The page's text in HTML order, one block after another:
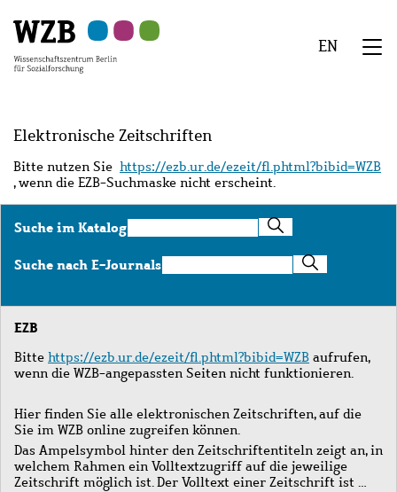
Hauptinhalt
springen
Navigation
springen
Suche
springen
Sekundärnavigation
springen
Fußzeile
springen
EN
Elektronische Zeitschriften
Bitte nutzen Sie https://ezb.ur.de/ezeit/fl.phtml?bibid=WZB
, wenn die EZB-Suchmaske nicht erscheint.
Suche im KatalogSuche
im
Katalog
Suche nach E-JournalsSuche
nach
Journals
EZB
Bitte https://ezb.ur.de/ezeit/fl.phtml?bibid=WZB aufrufen,
wenn die WZB-angepassten Seiten nicht funktionieren.
Hier finden Sie alle elektronischen Zeitschriften, auf die
Sie im WZB online zugreifen können.
Das Ampelsymbol hinter den Zeitschriftentiteln zeigt an, in
welchem Rahmen ein Volltextzugriff auf die jeweilige
Zeitschrift möglich ist. Der Volltext einer Zeitschrift ist …